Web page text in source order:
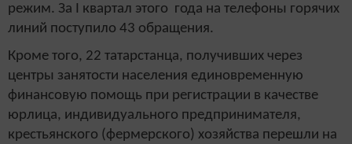
режим. За I квартал этого года на телефоны горячих
линий поступило 43 обращения.
Кроме того, 22 татарстанца, получивших через
центры занятости населения единовременную
финансовую помощь при регистрации в качестве
юрлица, индивидуального предпринимателя,
крестьянского (фермерского) хозяйства перешли на